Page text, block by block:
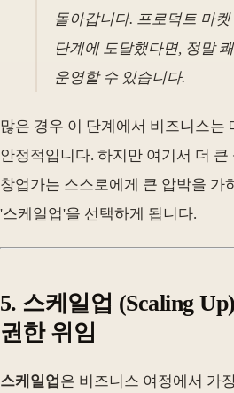
돌아갑니다. 프로덕트 마
단계에 도달했다면, 정말
운영할 수 있습니다.
많은 경우 이 단계에서 비즈니스는
안정적입니다. 하지만 여기서 더 큰
창업가는 스스로에게 큰 압박을 가
'스케일업'을 선택하게 됩니다.
5. 스케일업 (Scaling
권한 위임
스케일업 은 비즈니스 여정에서 가